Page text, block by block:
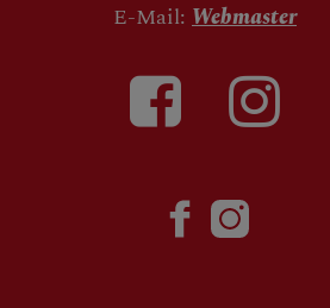
E-Mail: Webmaster